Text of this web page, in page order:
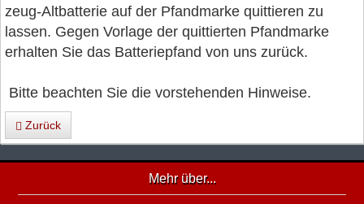
zeug-Altbatterie auf der Pfandmarke quittieren zu
lassen. Gegen Vorlage der quittierten Pfandmarke
erhalten Sie das Batteriepfand von uns zurück.
Bitte beachten Sie die vorstehenden Hinweise.
Zurück
Mehr über...